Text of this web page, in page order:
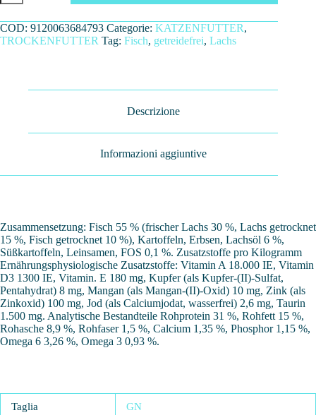
-
quantità
COD: 9120063684793 Categorie: KATZENFUTTER,
TROCKENFUTTER Tag: Fisch, getreidefrei, Lachs
Descrizione
Informazioni aggiuntive
Zusammensetzung: Fisch 55 % (frischer Lachs 30 %, Lachs getrocknet
15 %, Fisch getrocknet 10 %), Kartoffeln, Erbsen, Lachsöl 6 %,
Süßkartoffeln, Leinsamen, FOS 0,1 %. Zusatzstoffe pro Kilogramm
Ernährungsphysiologische Zusatzstoffe: Vitamin A 18.000 IE, Vitamin
D3 1300 IE, Vitamin. E 180 mg, Kupfer (als Kupfer-(II)-Sulfat,
Pentahydrat) 8 mg, Mangan (als Mangan-(II)-Oxid) 10 mg, Zink (als
Zinkoxid) 100 mg, Jod (als Calciumjodat, wasserfrei) 2,6 mg, Taurin
1.500 mg. Analytische Bestandteile Rohprotein 31 %, Rohfett 15 %,
Rohasche 8,9 %, Rohfaser 1,5 %, Calcium 1,35 %, Phosphor 1,15 %,
Omega 6 3,26 %, Omega 3 0,93 %.
Taglia GN